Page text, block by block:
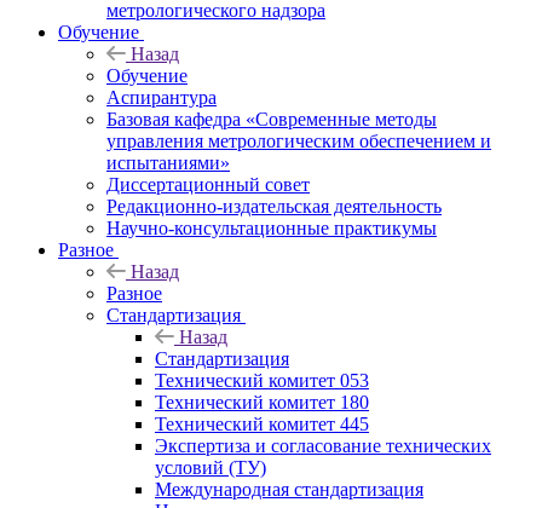
метрологического надзора
Обучение
Назад
Обучение
Аспирантура
Базовая кафедра «Современные методы
управления метрологическим обеспечением и
испытаниями»
Диссертационный совет
Редакционно-издательская деятельность
Научно-консультационные практикумы
Разное
Назад
Разное
Стандартизация
Назад
Стандартизация
Технический комитет 053
Технический комитет 180
Технический комитет 445
Экспертиза и согласование технических
условий (ТУ)
Международная стандартизация